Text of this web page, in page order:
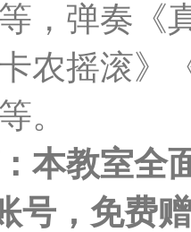
，弹奏《
农摇滚》
。
本教室全
号，免费